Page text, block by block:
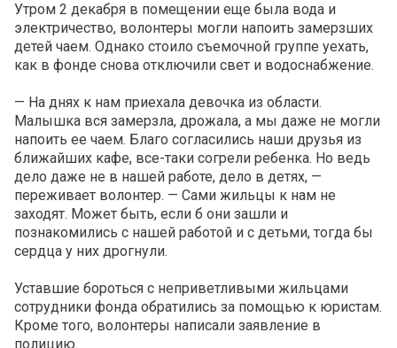
Утром 2 декабря в помещении еще была вода и
электричество, волонтеры могли напоить замерзших
детей чаем. Однако стоило съемочной группе уехать,
как в фонде снова отключили свет и водоснабжение.
— На днях к нам приехала девочка из области.
Малышка вся замерзла, дрожала, а мы даже не могли
напоить ее чаем. Благо согласились наши друзья из
ближайших кафе, все-таки согрели ребенка. Но ведь
дело даже не в нашей работе, дело в детях, —
переживает волонтер. — Сами жильцы к нам не
заходят. Может быть, если б они зашли и
познакомились с нашей работой и с детьми, тогда бы
сердца у них дрогнули.
Уставшие бороться с неприветливыми жильцами
сотрудники фонда обратились за помощью к юристам.
Кроме того, волонтеры написали заявление в
полицию.